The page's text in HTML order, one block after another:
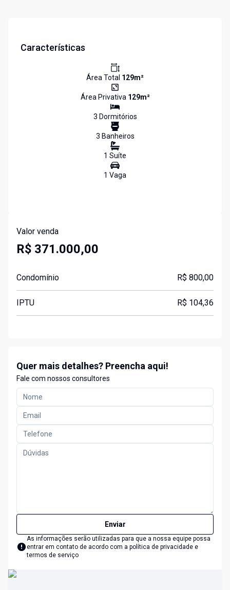
Características
Área Total 129m²
Área Privativa 129m²
3 Dormitórios
3 Banheiros
1 Suíte
1 Vaga
Valor venda
R$ 371.000,00
Condomínio R$ 800,00
IPTU R$ 104,36
Quer mais detalhes? Preencha aqui!
Fale com nossos consultores
Enviar
As informações serão utilizadas para que a nossa equipe possa
entrar em contato de acordo com a política de privacidade e
termos de serviço